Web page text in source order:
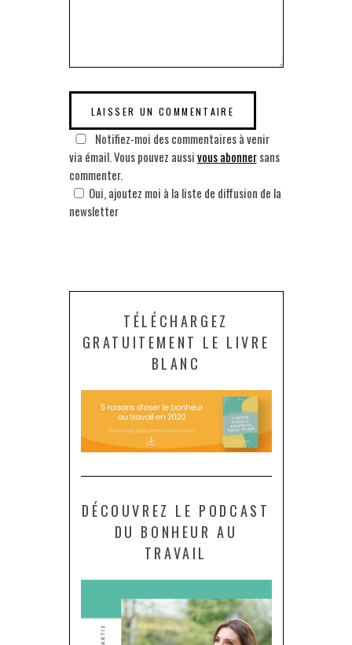
Notifiez-moi des commentaires à venir
via émail. Vous pouvez aussivous abonnersans
commenter.
Oui, ajoutez moi à la liste de diffusion de la
newsletter
TÉLÉCHARGEZ
GRATUITEMENT LE LIVRE
BLANC
DÉCOUVREZ LE PODCAST
DU BONHEUR AU
TRAVAIL